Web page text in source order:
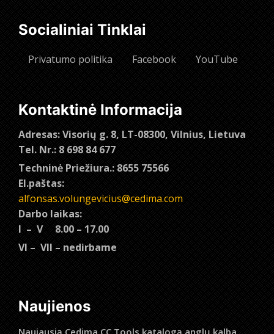
Socialiniai Tinklai
Privatumo politika Facebook YouTube
Kontaktinė Informacija
Adresas: Visorių g. 8, LT-08300, Vilnius, Lietuva
Tel. Nr.: 8 698 84 677
Techninė Priežiura.: 8655 75566
El.paštas:
alfonsas.volungevicius@cedima.com
Darbo laikas:
I – V 8.00 – 17.00
VI – VII – nedirbame
Naujienos
Naujausią Cedima CC Tools katalogą anglų kalba